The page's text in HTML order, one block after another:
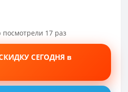
посмотрели 17 раз
СЕГОДНЯ в